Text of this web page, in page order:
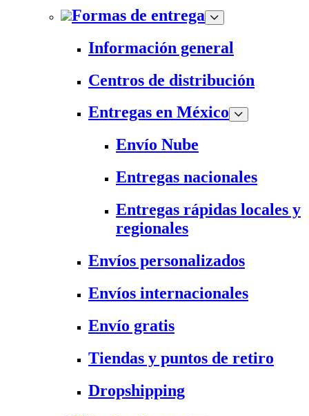
Formas de entrega
Información general
Centros de distribución
Entregas en México
Envío Nube
Entregas nacionales
Entregas rápidas locales y
regionales
Envíos personalizados
Envíos internacionales
Envío gratis
Tiendas y puntos de retiro
Dropshipping